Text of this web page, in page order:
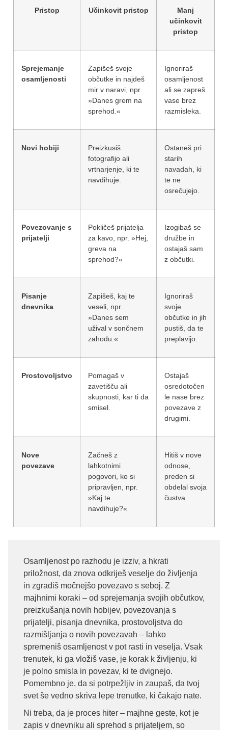
Pristop Učinkovit pristop
Manj
učinkovit
pristop
Sprejemanje
osamljenosti
Zapišeš svoje
občutke in najdeš
mir v naravi, npr.
»Danes grem na
sprehod.«
Ignoriraš
osamljenost
ali se zapreš
vase brez
razmisleka.
Novi hobiji
Preizkusiš
fotografijo ali
vrtnarjenje, ki te
navdihuje.
Ostaneš pri
starih
navadah, ki
te ne
osrečujejo.
Povezovanje s
prijatelji
Pokličeš prijatelja
za kavo, npr. »Hej,
greva na
sprehod?«
Izogibaš se
družbe in
ostajaš sam
z občutki.
Pisanje
dnevnika
Zapišeš, kaj te
veseli, npr.
»Danes sem
užival v sončnem
zahodu.«
Ignoriraš
svoje
občutke in jih
pustiš, da te
preplavijo.
Prostovoljstvo
Pomagaš v
zavetišču ali
skupnosti, kar ti da
smisel.
Ostajaš
osredotočen
le nase brez
povezave z
drugimi.
Nove
povezave
Začneš z
lahkotnimi
pogovori, ko si
pripravljen, npr.
»Kaj te
navdihuje?«
Hitiš v nove
odnose,
preden si
obdelal svoja
čustva.
Osamljenost po razhodu je izziv, a hkrati
priložnost, da znova odkriješ veselje do življenja
in zgradiš močnejšo povezavo s seboj. Z
majhnimi koraki – od sprejemanja svojih občutkov,
preizkušanja novih hobijev, povezovanja s
prijatelji, pisanja dnevnika, prostovoljstva do
razmišljanja o novih povezavah – lahko
spremeniš osamljenost v pot rasti in veselja. Vsak
trenutek, ki ga vložiš vase, je korak k življenju, ki
je polno smisla in povezav, ki te dvignejo.
Pomembno je, da si potrpežljiv in zaupaš, da tvoj
svet še vedno skriva lepe trenutke, ki čakajo nate.
Ni treba, da je proces hiter – majhne geste, kot je
zapis v dnevniku ali sprehod s prijateljem, so